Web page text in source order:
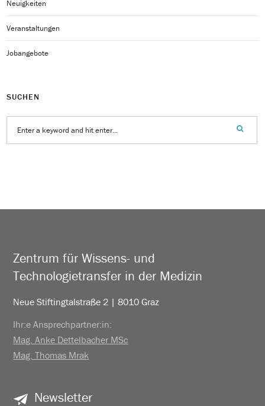
Neuigkeiten
Veranstaltungen
Jobangebote
SUCHEN
Zentrum für Wissens- und
Technologietransfer in der Medizin
Neue Stiftingtalstraße 2 | 8010 Graz
Ihr:e Ansprechpartner:in:
Mag. Anke Dettelbacher MSc
Mag. Thomas Mrak
Newsletter